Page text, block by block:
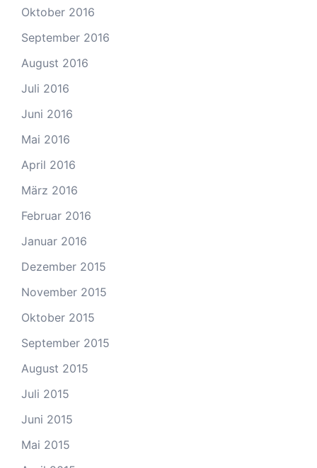
Oktober 2016
September 2016
August 2016
Juli 2016
Juni 2016
Mai 2016
April 2016
März 2016
Februar 2016
Januar 2016
Dezember 2015
November 2015
Oktober 2015
September 2015
August 2015
Juli 2015
Juni 2015
Mai 2015